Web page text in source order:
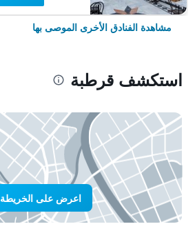
مشاهدة الفنادق الأخرى الموصى بها
استكشف قرطبة
اعرض على الخريطة